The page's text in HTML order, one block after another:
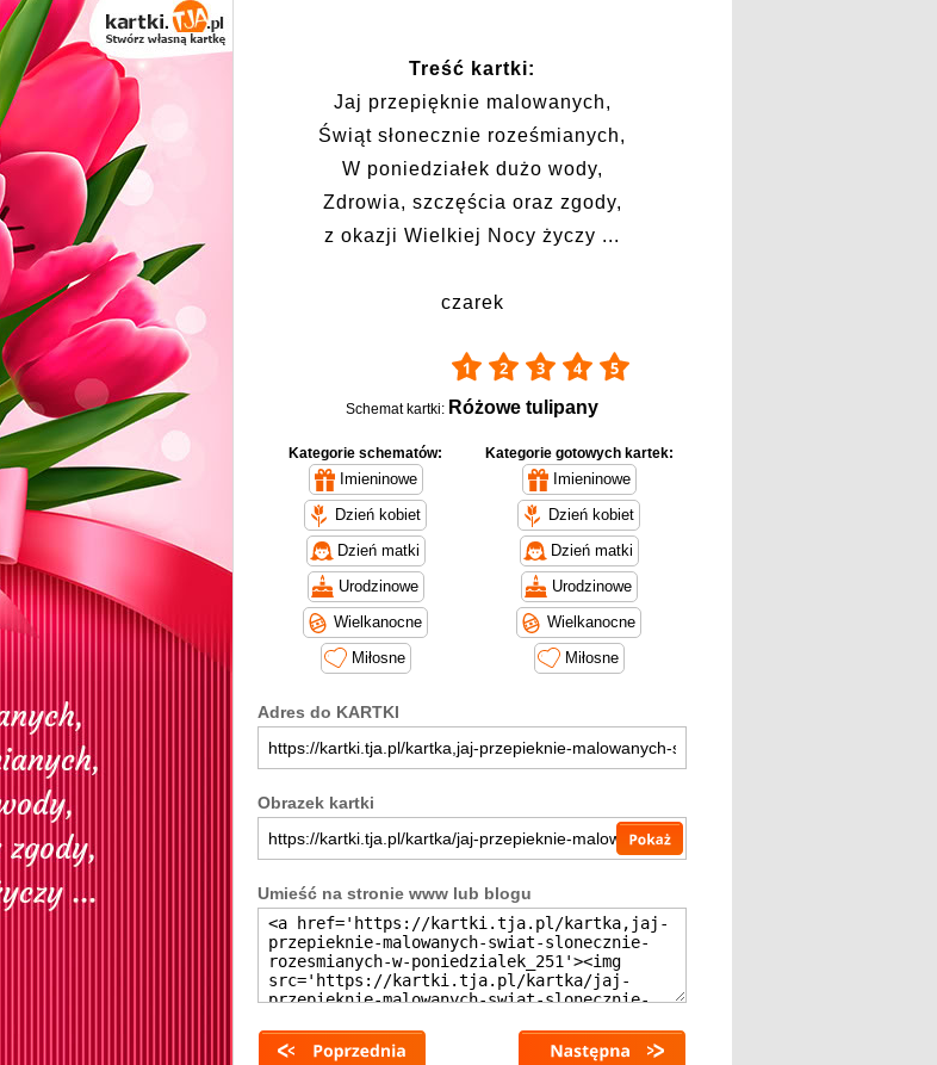
Treść kartki:
Jaj przepięknie malowanych,
Świąt słonecznie roześmianych,
W poniedziałek dużo wody,
Zdrowia, szczęścia oraz zgody,
z okazji Wielkiej Nocy życzy ...
czarek
Schemat kartki: Różowe tulipany
Kategorie schematów:
Imieninowe
Dzień kobiet
Dzień matki
Urodzinowe
Wielkanocne
Miłosne
Kategorie gotowych kartek:
Imieninowe
Dzień kobiet
Dzień matki
Urodzinowe
Wielkanocne
Miłosne
Adres do KARTKI
Obrazek kartki
Umieść na stronie www lub blogu